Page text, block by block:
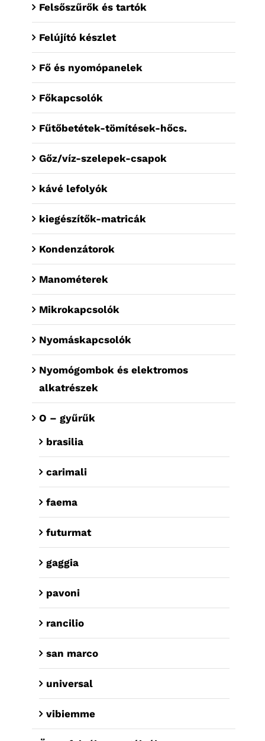
Felsőszűrők és tartók
Felújító készlet
Fő és nyomópanelek
Főkapcsolók
Fűtőbetétek-tömítések-hőcs.
Gőz/víz-szelepek-csapok
kávé lefolyók
kiegészítők-matricák
Kondenzátorok
Manométerek
Mikrokapcsolók
Nyomáskapcsolók
Nyomógombok és elektromos
alkatrészek
O – gyűrűk
brasilia
carimali
faema
futurmat
gaggia
pavoni
rancilio
san marco
universal
vibiemme